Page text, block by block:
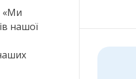
«Ми
нашої